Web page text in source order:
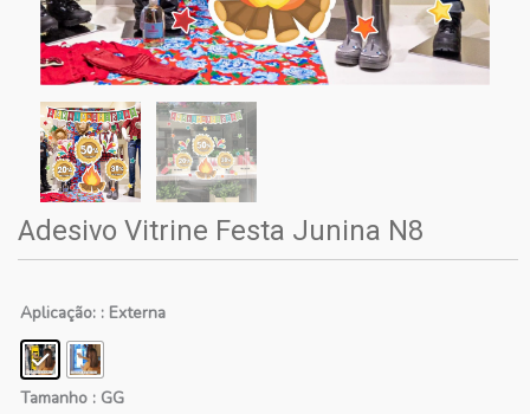
Adesivo Vitrine Festa Junina N8
Aplicação: : Externa
Tamanho : GG